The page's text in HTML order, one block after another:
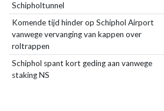
Schipholtunnel
Komende tijd hinder op Schiphol Airport
vanwege vervanging van kappen over
roltrappen
Schiphol spant kort geding aan vanwege
staking NS